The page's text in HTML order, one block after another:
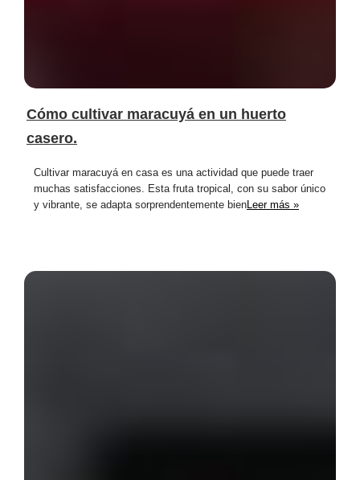
Cómo cultivar maracuyá en un huerto
casero.
Cultivar maracuyá en casa es una actividad que puede traer
muchas satisfacciones. Esta fruta tropical, con su sabor único
y vibrante, se adapta sorprendentemente bienLeer más »